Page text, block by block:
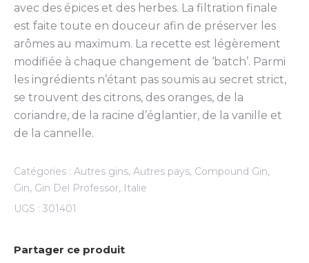
avec des épices et des herbes. La filtration finale
est faite toute en douceur afin de préserver les
arômes au maximum. La recette est légèrement
modifiée à chaque changement de ‘batch’. Parmi
les ingrédients n’étant pas soumis au secret strict,
se trouvent des citrons, des oranges, de la
coriandre, de la racine d’églantier, de la vanille et
de la cannelle.
Catégories : Autres gins, Autres pays, Compound Gin,
Gin, Gin Del Professor, Italie
UGS : 301401
Partager ce produit